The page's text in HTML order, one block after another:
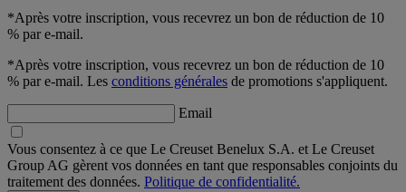
*Après votre inscription, vous recevrez un bon de réduction de 10
% par e-mail.
*Après votre inscription, vous recevrez un bon de réduction de 10
% par e-mail. Les conditions générales de promotions s'appliquent.
Email
Vous consentez à ce que Le Creuset Benelux S.A. et Le Creuset
Group AG gèrent vos données en tant que responsables conjoints du
traitement des données. Politique de confidentialité.